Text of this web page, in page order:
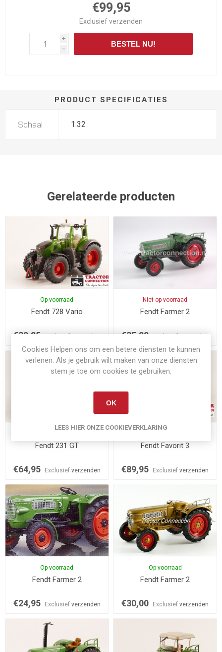
€99,95
Exclusiefverzenden
i
h
BESTEL NU!
PRODUCT SPECIFICATIES
Schaal 1:32
Gerelateerde producten
Op voorraad
Fendt 728 Vario
€39,95 Exclusiefverzenden
Niet op voorraad
Fendt Farmer 2
€35,00 Exclusiefverzenden
Fendt 231 GT
€64,95 Exclusief verzenden
Fendt Favorit 3
€89,95 Exclusiefverzenden
Op voorraad
Fendt Farmer 2
€24,95 Exclusief verzenden
Op voorraad
Fendt Farmer 2
€30,00 Exclusiefverzenden
Cookies Helpen ons om een betere diensten te kunnen
verlenen. Als je gebruik wilt maken van onze diensten
stem je toe om cookies te gebruiken.
OK
LEES HIER ONZE COOKIEVERKLARING